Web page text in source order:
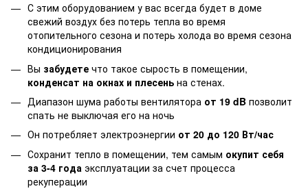
С этим оборудованием у вас всегда будет в доме
свежий воздух без потерь тепла во время
отопительного сезона и потерь холода во время сезона
кондиционирования
Вы забудете что такое сырость в помещении,
конденсат на окнах и плесень на стенах.
Диапазон шума работы вентилятора от 19 dB позволит
спать не выключая его на ночь
Он потребляет электроэнергии от 20 до 120 Вт/час
Сохранит тепло в помещении, тем самым окупит себя
за 3-4 года эксплуатации за счет процесса
рекуперации